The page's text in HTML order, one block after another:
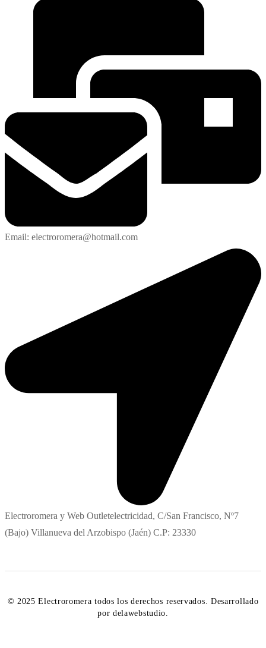
Email: electroromera@hotmail.com
Electroromera y Web Outletelectricidad, C/San Francisco, Nº7
(Bajo) Villanueva del Arzobispo (Jaén) C.P: 23330
© 2025 Electroromera todos los derechos reservados. Desarrollado
por delawebstudio.